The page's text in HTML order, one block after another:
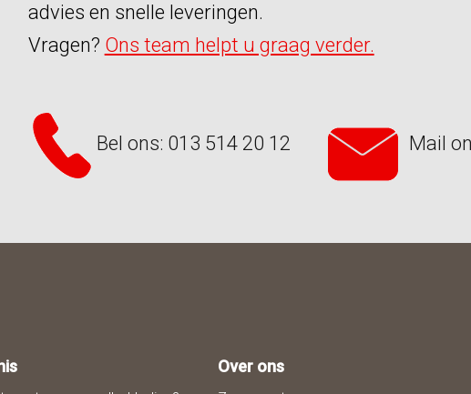
advies en snelle leveringen.
Vragen? Ons team helpt u graag verder.
Bel ons: 013 514 20 12 Mail
Over ons